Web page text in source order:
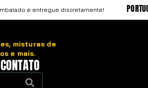
e entregue discretamente!
misturas de
e mais.
CONTATO